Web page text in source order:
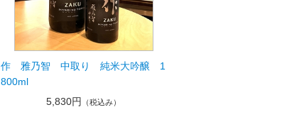
作 雅乃智 中取り 純米大吟醸 1
800ml
5,830円
（税込み）